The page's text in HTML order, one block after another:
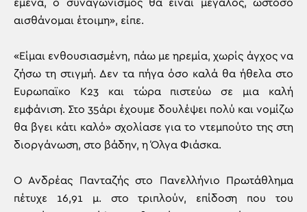
εμένα, ο συναγωνισμός θα είναι μεγάλος, ωστόσο
αισθάνομαι έτοιμη», είπε.
«Είμαι ενθουσιασμένη, πάω με ηρεμία, χωρίς άγχος να
ζήσω τη στιγμή. Δεν τα πήγα όσο καλά θα ήθελα στο
Ευρωπαϊκο Κ23 και τώρα πιστεύω σε μια καλή
εμφάνιση. Στο 35άρι έχουμε δουλέψει πολύ και νομίζω
θα βγει κάτι καλό» σχολίασε για το ντεμπούτο της στη
διοργάνωση, στο βάδην, η Όλγα Φιάσκα.
Ο Ανδρέας Πανταζής στο Πανελλήνιο Πρωτάθλημα
πέτυχε 16,91 μ. στο τριπλούν, επίδοση που του